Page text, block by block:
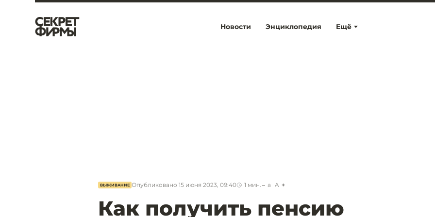
Ещё
Новости Энциклопедия
ВЫЖИВАНИЕ Опубликовано 15 июня 2023, 09:40 1 мин. a A
Как получить пенсию